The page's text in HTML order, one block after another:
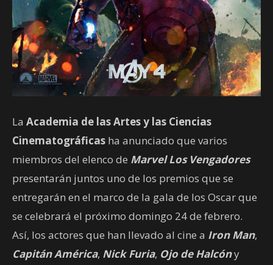
La Academia de las Artes y las Ciencias
Cinematográficas ha anunciado que varios
miembros del elenco de Marvel Los Vengadores
presentarán juntos uno de los premios que se
entregarán en el marco de la gala de los Oscar que
se celebrará el próximo domingo 24 de febrero.
Así, los actores que han llevado al cine a Iron Man,
Capitán América, Nick Furia, Ojo de Halcóny